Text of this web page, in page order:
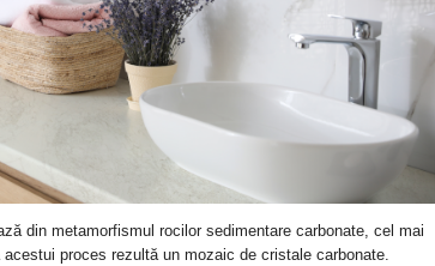
din metamorfismul rocilor sedimentare carbonate, cel mai
proces rezultă un mozaic de cristale carbonate.